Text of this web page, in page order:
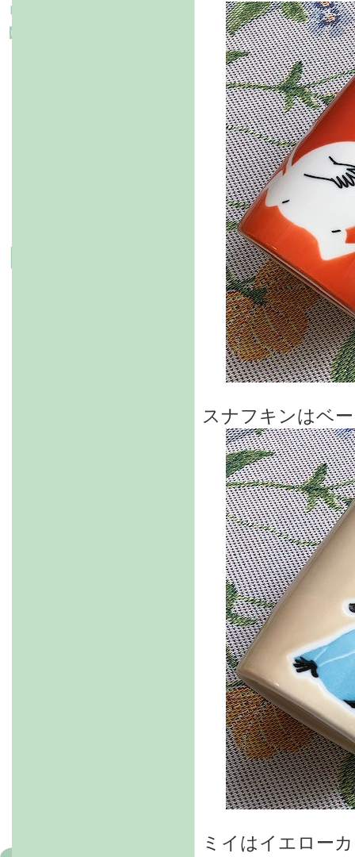
スナフキンはベ
ミイはイエロー